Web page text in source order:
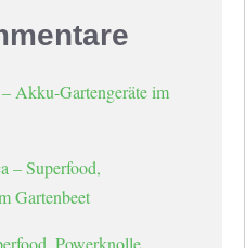
Akku-Gartengeräte im
– Superfood,
Gartenbeet
Powerknolle,